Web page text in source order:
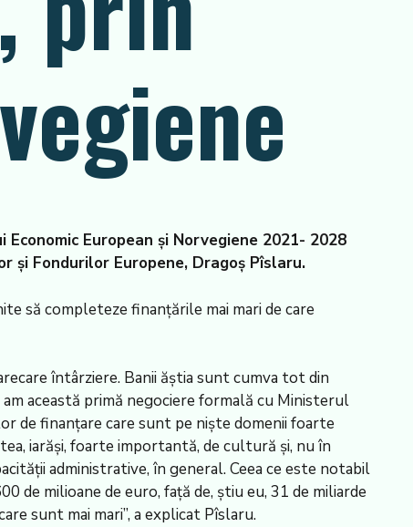
European și Norvegiene 2021- 2028
și Fondurilor Europene, Dragoș Pîslaru.
să completeze finanțările mai mari de care
întârziere. Banii ăștia sunt cumva tot din
această primă negociere formală cu Ministerul
de finanțare care sunt pe niște domenii foarte
iarăși, foarte importantă, de cultură și, nu în
administrative, în general. Ceea ce este notabil
de milioane de euro, față de, știu eu, 31 de miliarde
sunt mai mari”, a explicat Pîslaru.